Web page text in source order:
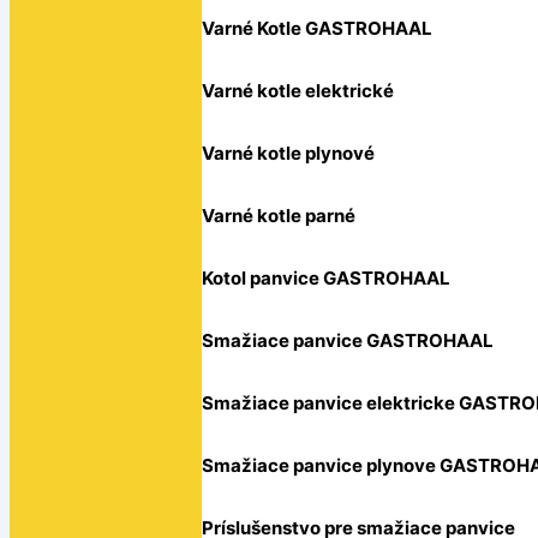
Varné Kotle GASTROHAAL
Varné kotle elektrické
Varné kotle plynové
Varné kotle parné
Kotol panvice GASTROHAAL
Smažiace panvice GASTROHAAL
Smažiace panvice elektricke
Smažiace panvice plynove
Príslušenstvo pre smažiace panvice